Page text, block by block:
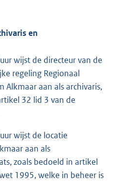
en
wijst de directeur van de
regeling Regionaal
Alkmaar aan als archivaris,
32 lid 3 van de
wijst de locatie
aan als
zoals bedoeld in artikel
1995, welke in beheer is